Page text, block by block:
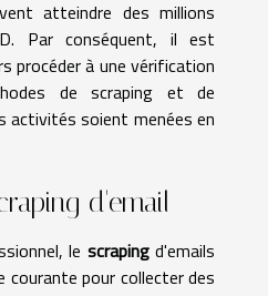
atteindre des millions
Par conséquent, il est
procéder à une vérification
de scraping et de
activités soient menées en
d'email
le scrapingd'emails
courante pour collecter des